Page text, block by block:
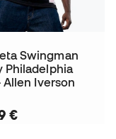
Swingman
Philadelphia
Allen Iverson
€